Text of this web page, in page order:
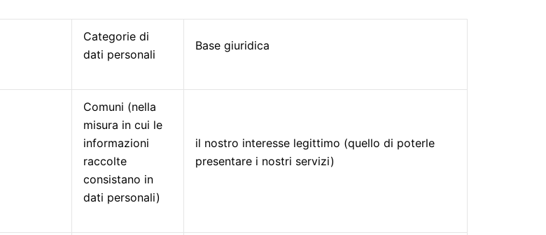
Categorie di
dati personali
Base giuridica
Comuni (nella
misura in cui le
informazioni
raccolte
consistano in
dati personali)
il nostro interesse legittimo (quello di poterle
presentare i nostri servizi)